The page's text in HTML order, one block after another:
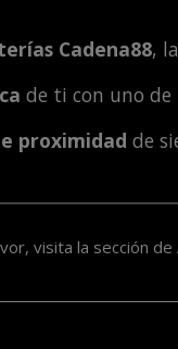
Cadena88,
de ti con uno
proximidad de
visita la sección de